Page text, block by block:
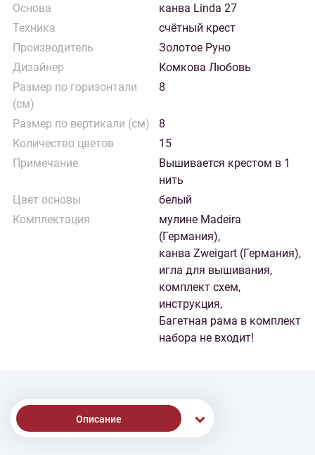
Основа
канва Linda 27
Техника
счётный крест
Производитель
Золотое Руно
Дизайнер
Комкова Любовь
Размер по горизонтали
(см)
8
Размер по вертикали (см)
8
Количество цветов
15
Примечание
Вышивается крестом в 1
нить
Цвет основы
белый
Комплектация
мулине Madeira
(Германия),
канва Zweigart (Германия),
игла для вышивания,
комплект схем,
инструкция,
Багетная рама в комплект
набора не входит!
Описание